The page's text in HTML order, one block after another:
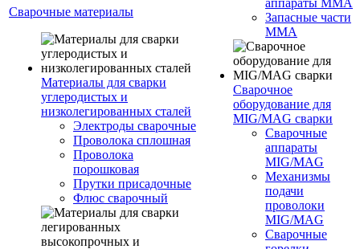
Сварочные материалы
Материалы для сварки
углеродистых и
низколегированных сталей
Электроды сварочные
Проволока сплошная
Проволока
порошковая
Прутки присадочные
Флюс сварочный
аппараты MMA
Запасные части
MMA
Сварочное
оборудование для
MIG/MAG сварки
Сварочные
аппараты
MIG/MAG
Механизмы
подачи
проволоки
MIG/MAG
Сварочные